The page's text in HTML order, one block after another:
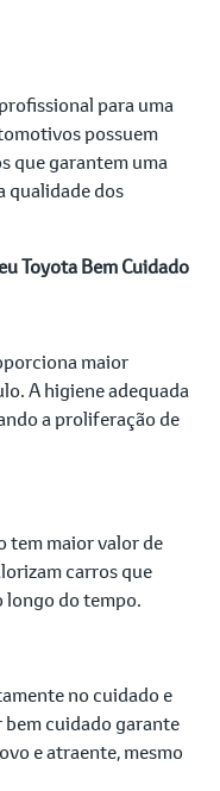
para uma
possuem
que garantem uma
qualidade dos
Toyota Bem Cuidado
maior
A higiene adequada
a proliferação de
tem maior valor de
carros que
longo do tempo.
no cuidado e
cuidado garante
e atraente, mesmo